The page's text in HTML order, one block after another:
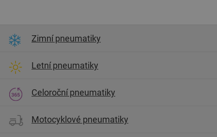
Zimní pneumatiky
Letní pneumatiky
Celoroční pneumatiky
Motocyklové pneumatiky